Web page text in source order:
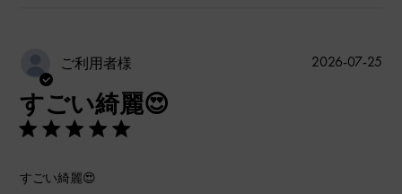
ご利用者様
すごい綺麗😍
すごい綺麗😍
公
2026-07-25